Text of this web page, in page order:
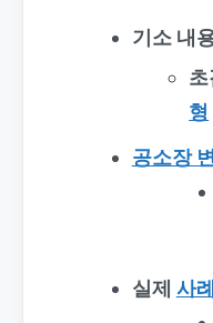
기소 내
초
형
공소장
실제 사례